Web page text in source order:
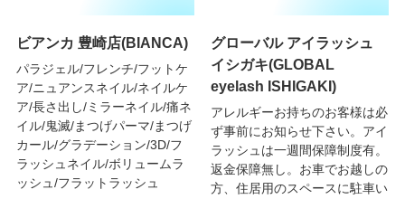
ビアンカ 豊崎店(BIANCA)
パラジェル/フレンチ/フットケ
ア/ニュアンスネイル/ネイルケ
ア/長さ出し/ミラーネイル/痛ネ
イル/鬼滅/まつげパーマ/まつげ
カール/グラデーション/3D/フ
ラッシュネイル/ボリュームラ
ッシュ/フラットラッシュ
グローバル アイラッシュ
イシガキ(GLOBAL
eyelash ISHIGAKI)
アレルギーお持ちのお客様は必
ず事前にお知らせ下さい。アイ
ラッシュは一週間保障制度有。
返金保障無し。お車でお越しの
方、住居用のスペースに駐車い